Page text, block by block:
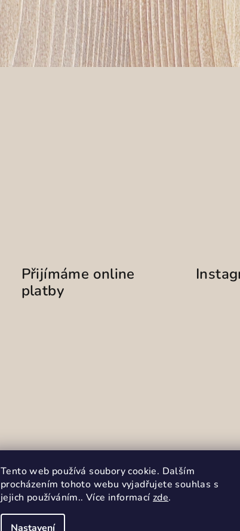
Tento web používá soubory cookie. Dalším
procházením tohoto webu vyjadřujete souhlas s
jejich používáním.. Více informací zde.
Nastavení
Přijímáme online
platby